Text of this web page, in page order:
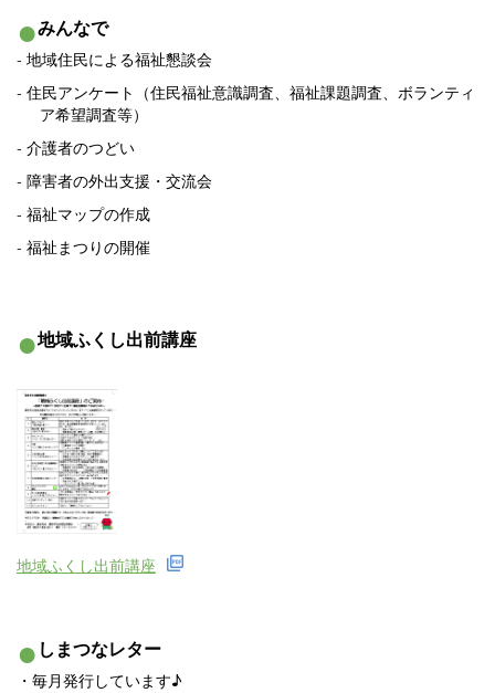
みんなで
地域住民による福祉懇談会
住民アンケート（住民福祉意識調査、福祉課題調査、ボランティ
ア希望調査等）
介護者のつどい
障害者の外出支援・交流会
福祉マップの作成
福祉まつりの開催
地域ふくし出前講座
●地域ふくし出前講座
● しまつなレター
・毎月発行しています♪